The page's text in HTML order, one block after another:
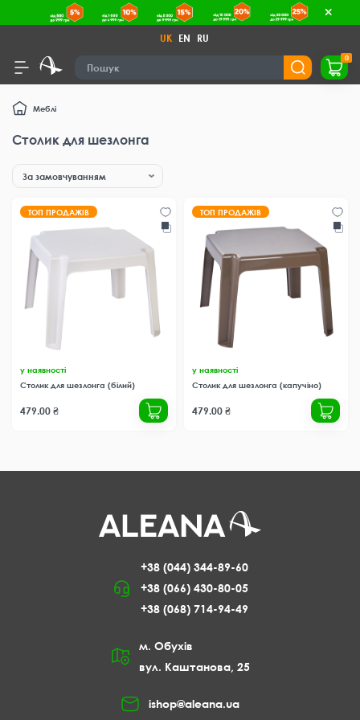
UK EN RU
0
Меблі
Столик для шезлонга
ТОП ПРОДАЖІВ
у наявності
Столик для шезлонга (білий)
479.00 ₴
ТОП ПРОДАЖІВ
у наявності
Столик для шезлонга (капучіно)
479.00 ₴
+38 (044) 344-89-60
+38 (066) 430-80-05
+38 (068) 714-94-49
м. Обухів
вул. Каштанова, 25
ishop@aleana.ua